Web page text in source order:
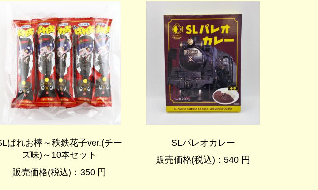
ぱれお棒～秩鉄花子ver.(チー
ズ味)～10本セット
販売価格(税込)：350 円
SLパレオカレー
販売価格(税込)：540 円